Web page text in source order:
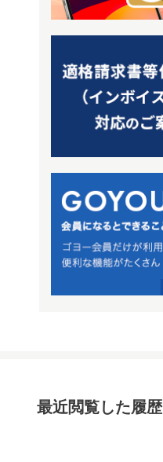
最近閲覧した履歴